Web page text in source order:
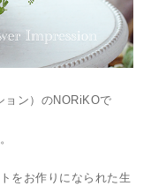
ョン）のNORiKOで
をお作りになられた生